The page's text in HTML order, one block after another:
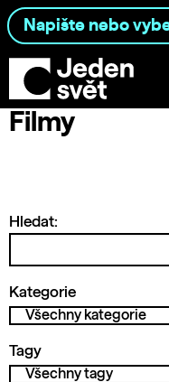
Filmy
Hledat:
Kategorie
Tagy